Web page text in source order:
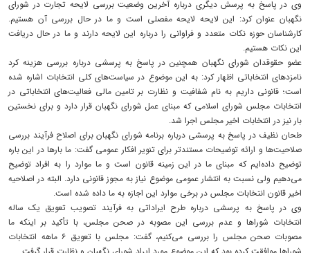
وی در پاسخ به پرسش دیگری درباره آخرین وضعیت بررسی لایحه تجارت در شورای
نگهبان عنوان کرد: این لایحه لایحه مفصلی است و ما در حال بررسی آن هستیم.
کارشناسان حوزه نکات متعدد و فراوانی را درباره این لایحه دارند و ما در حال دریافت
این نکات هستیم.
عضو حقوقدان شورای نگهبان همچنین در پاسخ به پرسشی درباره بررسی هزینه کرد
نامزدهای انتخاباتی اظهار کرد: به این موضوع در سیاست‌های کلی انتخابات اشاره شده
است؛ قانونی داریم به نام شفافیت و نظارت بر تامین مالی فعالیت‌های انتخاباتی در
انتخابات مجلس شورای اسلامی که مبنای عمل شورای نگهبان قرار دارد و برای نخستین
بار نیز در انتخابات اخیر مجلس اجرا شد.
طحان نظیف در پاسخ به پرسشی درباره برنامه شورای نگهبان برای اصلاح فرآیند بررسی
صلاحیت‌ها و ارائه توضیحات مستندتر برای تنویر افکار عمومی گفت: ما بارها در این باره
توضیح داده‌ایم که مبنای ما در این زمینه قانون است و ما موارد را به افراد توضیح
می‌دهیم ولی نسبت به انتشار عمومی موضوع نیاز به مجوز قانونی دارد. البته در اصلاحیه
اخیر قانون انتخابات مجلس در برخی موارد این اجازه به ما داده شده است.
وی در پاسخ به پرسشی درباره طرح ایراداتی به فرآیند تصویب تعویق یک ساله
انتخابات شوراها و عدم بررسی این مصوبه در صحن مجلس، با تأکید بر اینکه ما
مصوبات صحن مجلس را بررسی می‌کنیم، گفت: مجلس با تعویق ۶ ماهه انتخابات